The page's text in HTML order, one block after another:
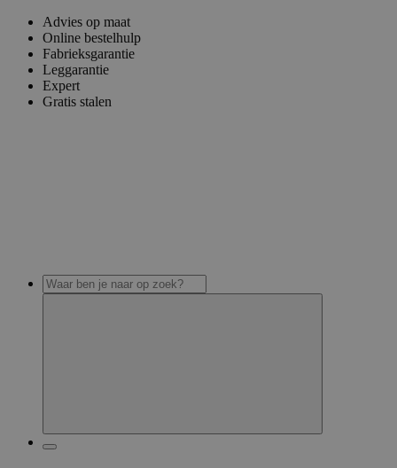
Advies op maat
Online bestelhulp
Fabrieksgarantie
Leggarantie
Expert
Gratis stalen